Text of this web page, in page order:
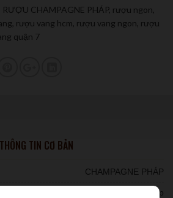
RƯỢU CHAMPAGNE PHÁP, rượu ngon
rượu vang hcm rượu vang ngon rượu
quận 7
THÔNG TIN CƠ BẢN
CHAMPAGNE PHÁP
Pháp